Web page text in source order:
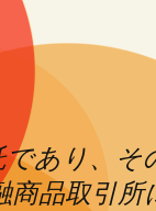
あり、そ
品取引所